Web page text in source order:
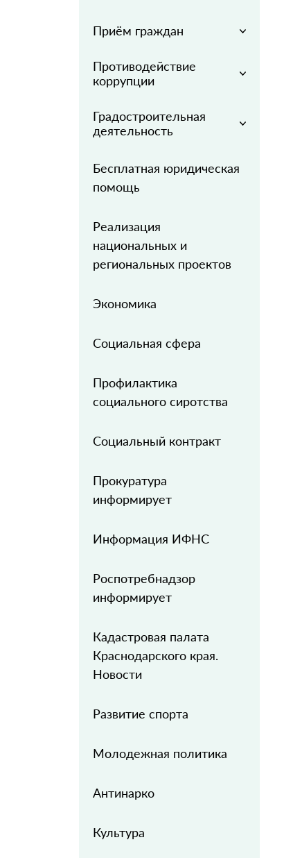
Приём граждан
Противодействие
коррупции
Градостроительная
деятельность
Бесплатная юридическая
помощь
Реализация
национальных и
региональных проектов
Экономика
Социальная сфера
Профилактика
социального сиротства
Социальный контракт
Прокуратура
информирует
Информация ИФНС
Роспотребнадзор
информирует
Кадастровая палата
Краснодарского края.
Новости
Развитие спорта
Молодежная политика
Антинарко
Культура